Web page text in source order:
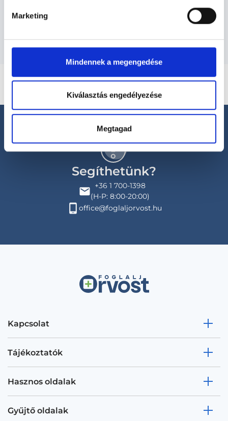
Marketing
Mindennek a megengedése
Kiválasztás engedélyezése
Megtagad
Budapesti és vidéki belgyógyász orvosok
Segíthetünk?
+36 1 700-1398
(H-P: 8:00-20:00)
office@foglaljorvost.hu
Kapcsolat
Tájékoztatók
Hasznos oldalak
Gyűjtő oldalak